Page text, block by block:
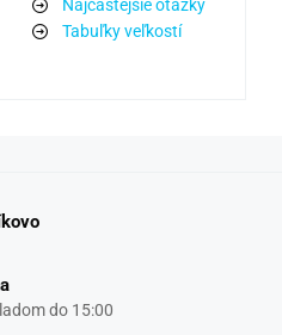
Najčastejšie otázky
Tabuľky veľkostí
do 15:00